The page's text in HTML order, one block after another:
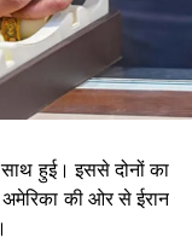
हुई। इससे दोनों का
की ओर से ईरान